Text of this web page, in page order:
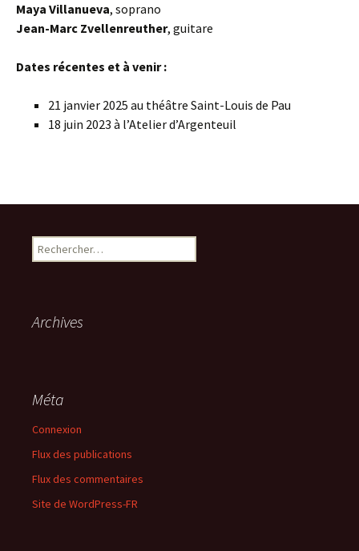
Maya Villanueva, soprano
Jean-Marc Zvellenreuther, guitare
Dates récentes et à venir :
21 janvier 2025 au théâtre Saint-Louis de Pau
18 juin 2023 à l’Atelier d’Argenteuil
Rechercher :
Archives
Méta
Connexion
Flux des publications
Flux des commentaires
Site de WordPress-FR